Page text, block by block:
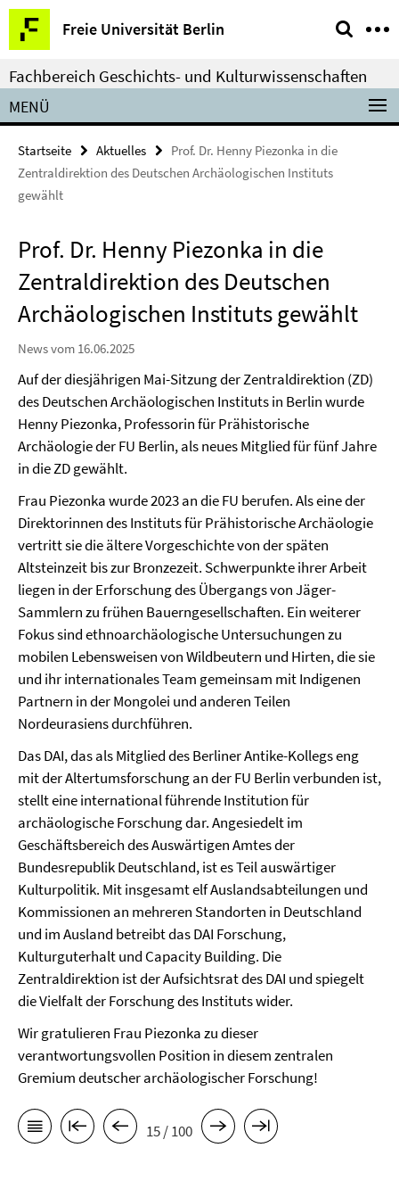
Springe
direkt
zu
Inhalt
Freie Universität Berlin
Service-
Navigation
Fachbereich Geschichts- und Kulturwissenschaften
MENÜ
Startseite Aktuelles
Prof. Dr. Henny Piezonka in die
Zentraldirektion des Deutschen Archäologischen Instituts
gewählt
Prof. Dr. Henny Piezonka in die
Zentraldirektion des Deutschen
Archäologischen Instituts gewählt
News vom 16.06.2025
Auf der diesjährigen Mai-Sitzung der Zentraldirektion (ZD)
des Deutschen Archäologischen Instituts in Berlin wurde
Henny Piezonka, Professorin für Prähistorische
Archäologie der FU Berlin, als neues Mitglied für fünf Jahre
in die ZD gewählt.
Frau Piezonka wurde 2023 an die FU berufen. Als eine der
Direktorinnen des Instituts für Prähistorische Archäologie
vertritt sie die ältere Vorgeschichte von der späten
Altsteinzeit bis zur Bronzezeit. Schwerpunkte ihrer Arbeit
liegen in der Erforschung des Übergangs von Jäger-
Sammlern zu frühen Bauerngesellschaften. Ein weiterer
Fokus sind ethnoarchäologische Untersuchungen zu
mobilen Lebensweisen von Wildbeutern und Hirten, die sie
und ihr internationales Team gemeinsam mit Indigenen
Partnern in der Mongolei und anderen Teilen
Nordeurasiens durchführen.
Das DAI, das als Mitglied des Berliner Antike-Kollegs eng
mit der Altertumsforschung an der FU Berlin verbunden ist,
stellt eine international führende Institution für
archäologische Forschung dar. Angesiedelt im
Geschäftsbereich des Auswärtigen Amtes der
Bundesrepublik Deutschland, ist es Teil auswärtiger
Kulturpolitik. Mit insgesamt elf Auslandsabteilungen und
Kommissionen an mehreren Standorten in Deutschland
und im Ausland betreibt das DAI Forschung,
Kulturguterhalt und Capacity Building. Die
Zentraldirektion ist der Aufsichtsrat des DAI und spiegelt
die Vielfalt der Forschung des Instituts wider.
Wir gratulieren Frau Piezonka zu dieser
verantwortungsvollen Position in diesem zentralen
Gremium deutscher archäologischer Forschung!
15 / 100